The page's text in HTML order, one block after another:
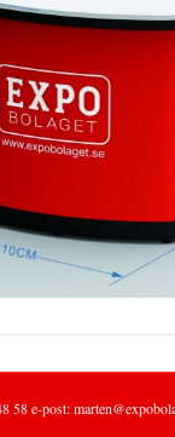
58 e-post: